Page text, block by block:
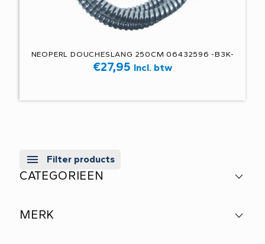
NEOPERL DOUCHESLANG 250CM 06432596 -B3K-
€27,95 Incl. btw
Filter products
CATEGORIEEN
MERK